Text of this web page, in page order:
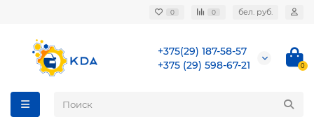
0 0 бел. руб.
+375(29) 187-58-57
+375 (29) 598-67-21
0